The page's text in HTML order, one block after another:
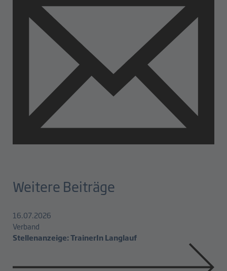
Weitere Beiträge
16.07.2026
Verband
Stellenanzeige: TrainerIn Langlauf